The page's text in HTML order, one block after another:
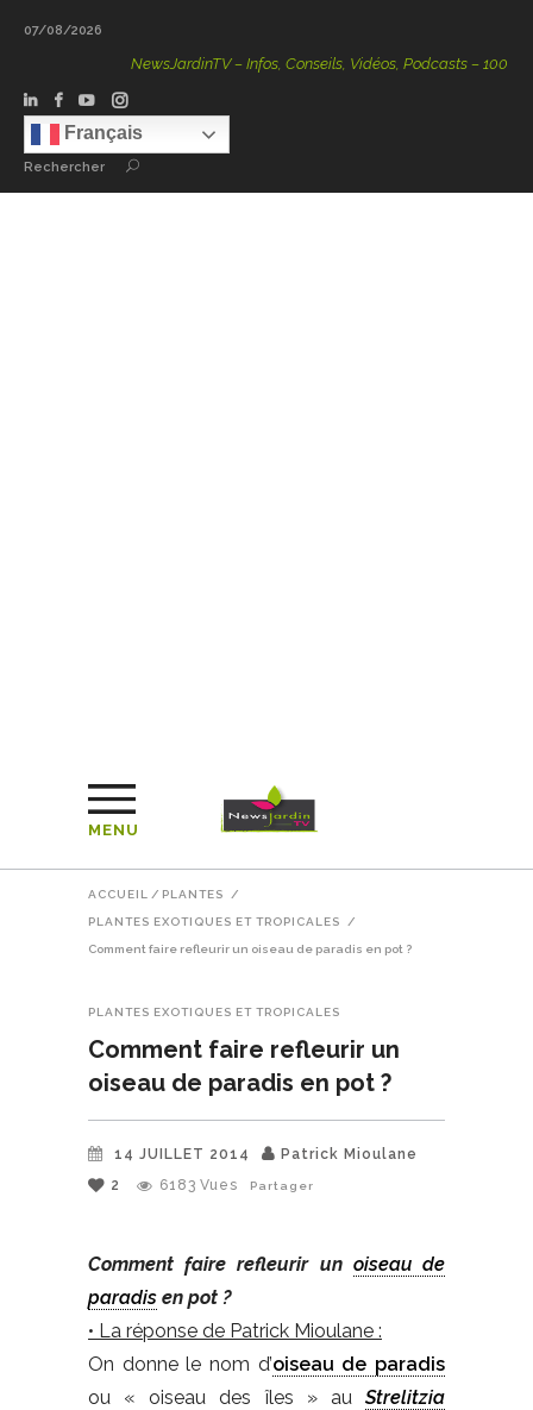
07/08/2026
NewsJardinTV – Infos, Conseils, Vidéos, Podcasts – 100 %
Français
Rechercher
MENU
ACCUEIL / PLANTES /
PLANTES EXOTIQUES ET TROPICALES /
Comment faire refleurir un oiseau de paradis en pot ?
PLANTES EXOTIQUES ET TROPICALES
Comment faire refleurir un
oiseau de paradis en pot ?
14 JUILLET 2014
Patrick Mioulane
2
6183 Vues Partager
Comment faire refleurir un oiseau de
paradis en pot ?
• La réponse de Patrick Mioulane :
On donne le nom d’oiseau de paradis
ou « oiseau des îles » au Strelitzia